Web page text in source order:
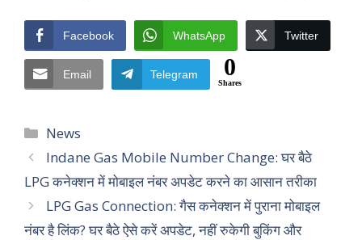
Facebook WhatsApp Twitter
Email Telegram 0
Shares
Categories
News
Indane Gas Mobile Number Change: घर बैठे
LPG कनेक्शन में मोबाइल नंबर अपडेट करने का आसान तरीका
LPG Gas Connection: गैस कनेक्शन में पुराना मोबाइल
नंबर है लिंक? घर बैठे ऐसे करें अपडेट, नहीं रुकेगी बुकिंग और